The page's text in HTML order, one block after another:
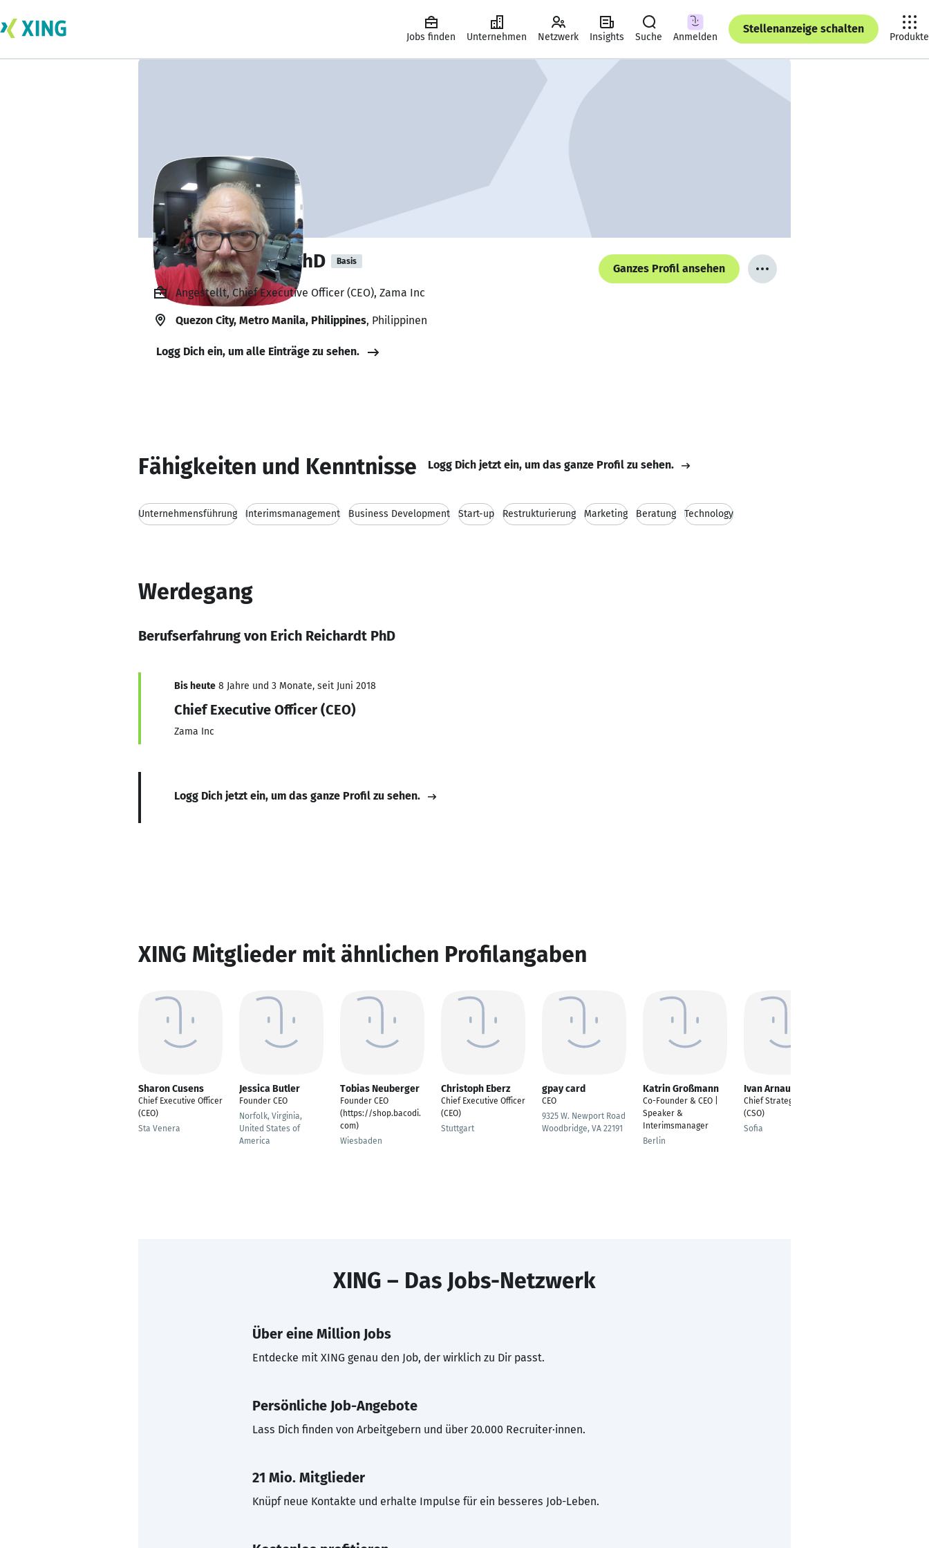
Jobs finden Unternehmen Netzwerk Insights Suche Anmelden
Stellenanzeige schalten
Produkte
Erich Reichardt PhD Basis
Ganzes Profil ansehen
Angestellt, Chief Executive Officer (CEO), Zama Inc
Quezon City, Metro Manila, Philippines, Philippinen
Logg Dich ein, um alle Einträge zu sehen.
Fähigkeiten und Kenntnisse Logg Dich jetzt ein, um das ganze Profil zu sehen.
Unternehmensführung Interimsmanagement Business Development Start-up Restrukturierung Marketing Beratung Technology
Werdegang
Berufserfahrung von Erich Reichardt PhD
Bis heute 8 Jahre und 3 Monate, seit Juni 2018
Chief Executive Officer (CEO)
Zama Inc
Logg Dich jetzt ein, um das ganze Profil zu sehen.
XING Mitglieder mit ähnlichen Profilangaben
Sharon Cusens
Chief Executive Officer
(CEO)
Sta Venera
Jessica Butler
Founder CEO
Norfolk, Virginia,
United States of
America
Tobias Neuberger
Founder CEO
(https://shop.bacodi.
com)
Wiesbaden
Christoph Eberz
Chief Executive Officer
(CEO)
Stuttgart
gpay card
CEO
9325 W. Newport Road
Woodbridge, VA 22191
Katrin Großmann
Co-Founder & CEO |
Speaker &
Interimsmanager
Berlin
Ivan Arnaudov
Chief Strategy Officer
(CSO)
Sofia
XING – Das Jobs-Netzwerk
Über eine Million Jobs
Entdecke mit XING genau den Job, der wirklich zu Dir passt.
Persönliche Job-Angebote
Lass Dich finden von Arbeitgebern und über 20.000 Recruiter·innen.
21 Mio. Mitglieder
Knüpf neue Kontakte und erhalte Impulse für ein besseres Job-Leben.